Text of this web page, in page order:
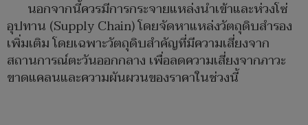
นอกจากนี้ควรมีการกระจายแหล่งนำเข้าและห่วงโซ่
อุปทาน (Supply Chain) โดยจัดหาแหล่งวัตถุดิบสำรอง
เพิ่มเติม โดยเฉพาะวัตถุดิบสำคัญที่มีความเสี่ยงจาก
สถานการณ์ตะวันออกกลาง เพื่อลดความเสี่ยงจากภาวะ
ขาดแคลนและความผันผวนของราคาในช่วงนี้